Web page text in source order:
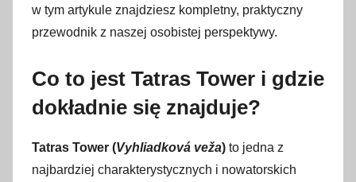
2
6
w tym artykule znajdziesz kompletny, praktyczny
przewodnik z naszej osobistej perspektywy.
Co to jest Tatras Tower i gdzie
dokładnie się znajduje?
Tatras Tower (Vyhliadková veža) to jedna z
najbardziej charakterystycznych i nowatorskich